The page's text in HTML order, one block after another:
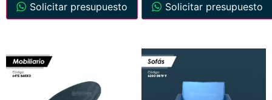
Solicitar presupuesto
Solicitar presupuesto